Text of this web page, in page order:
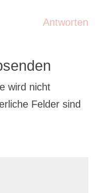
Antworten
wird nicht
Felder sind